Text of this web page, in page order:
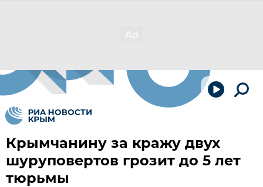
Крымчанину за кражу двух
шуруповертов грозит до 5 лет
тюрьмы